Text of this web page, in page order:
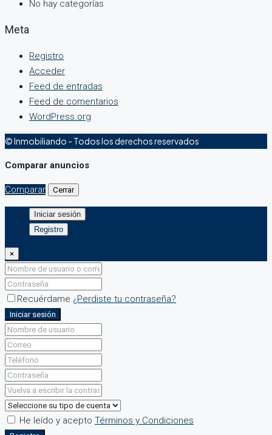
No hay categorías
Meta
Registro
Acceder
Feed de entradas
Feed de comentarios
WordPress.org
© Inmobiliando - Todos los derechos reservados
Comparar anuncios
Comparar Cerrar
Iniciar sesión
Registro
×
Recuérdame ¿Perdiste tu contraseña?
Iniciar sesión
He leído y acepto Términos y Condiciones